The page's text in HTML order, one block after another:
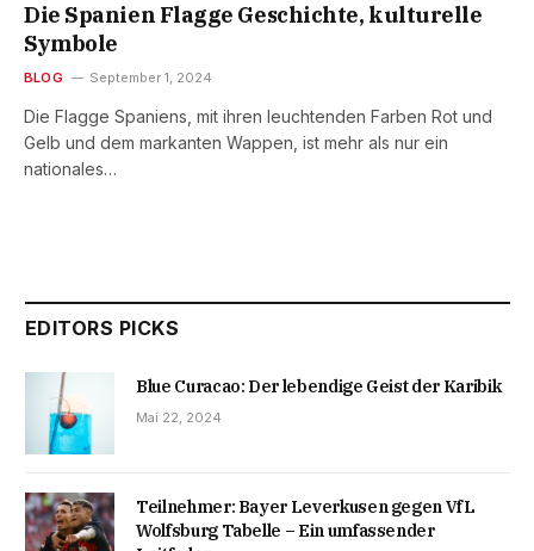
Die Spanien Flagge Geschichte, kulturelle
Symbole
BLOG September 1, 2024
Die Flagge Spaniens, mit ihren leuchtenden Farben Rot und
Gelb und dem markanten Wappen, ist mehr als nur ein
nationales…
EDITORS PICKS
Blue Curacao: Der lebendige Geist der Karibik
Mai 22, 2024
Teilnehmer: Bayer Leverkusen gegen VfL
Wolfsburg Tabelle – Ein umfassender